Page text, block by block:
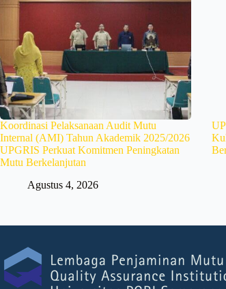
Koordinasi Pelaksanaan Audit Mutu
Internal (AMI) Tahun Akademik 2025/2026
UPGRIS Perkuat Komitmen Peningkatan
Mutu Berkelanjutan
Agustus 4, 2026